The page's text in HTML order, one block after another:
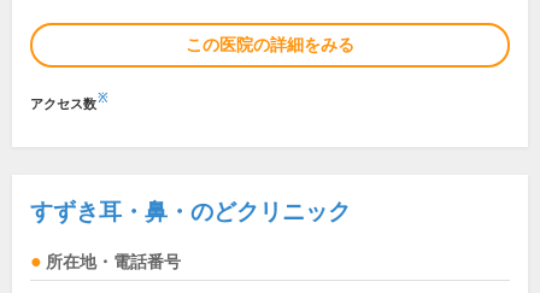
この医院の詳細をみる
アクセス数※
すずき耳・鼻・のどクリニック
所在地・電話番号